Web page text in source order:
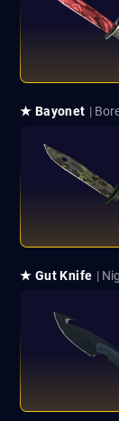
★ Bayonet |
★ Gut Knife |